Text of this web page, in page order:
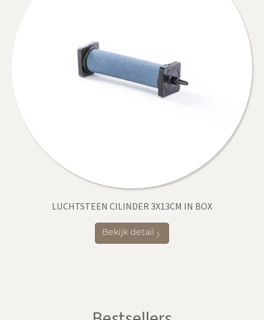
LUCHTSTEEN CILINDER 3X13CM IN BOX
Bekijk detail